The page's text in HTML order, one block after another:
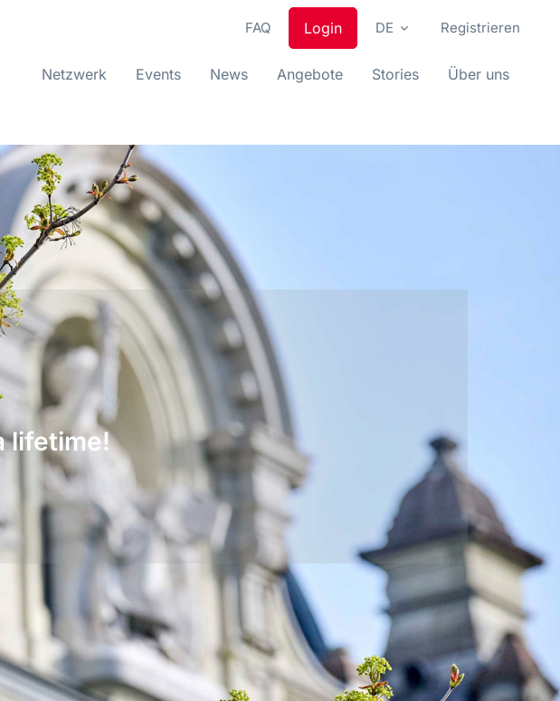
FAQ Login DE Registrieren
Netzwerk Events News Angebote Stories Über uns
lifetime!